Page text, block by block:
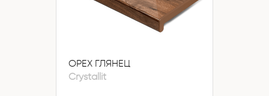
ОРЕХ ГЛЯНЕЦ
Crystallit